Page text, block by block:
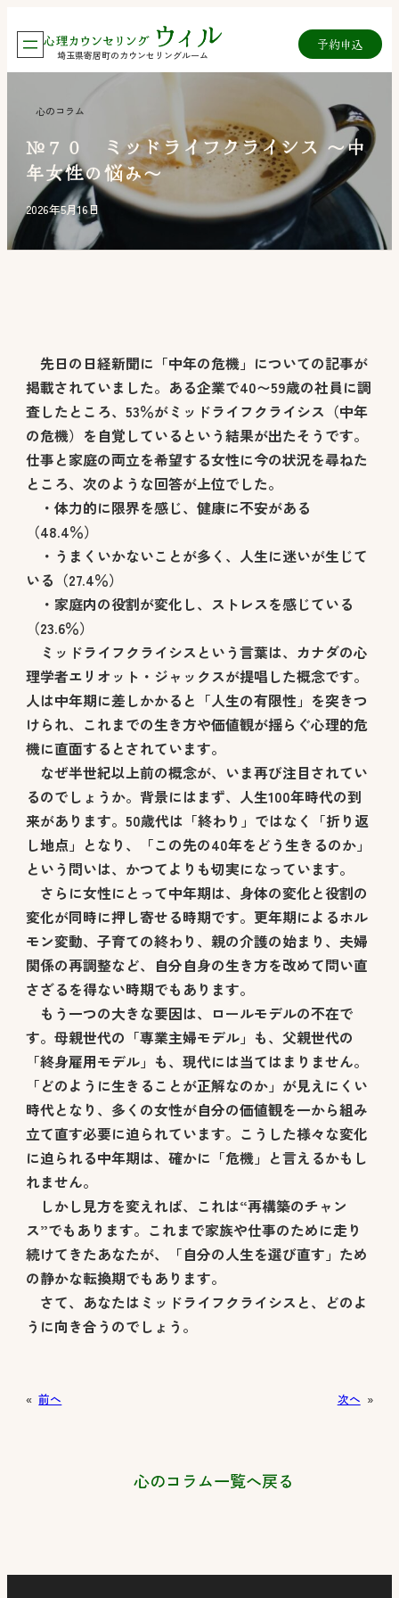
を
埼玉県寄居町のカウンセリングルーム
予約申込
心のコラム
№７０ ミッドライフクライシス 〜中
年女性の悩み〜
2026年5月16日
先日の日経新聞に「中年の危機」についての記事が
掲載されていました。ある企業で40〜59歳の社員に調
査したところ、53％がミッドライフクライシス（中年
の危機）を自覚しているという結果が出たそうです。
仕事と家庭の両立を希望する女性に今の状況を尋ねた
ところ、次のような回答が上位でした。
・体力的に限界を感じ、健康に不安がある
（48.4％）
・うまくいかないことが多く、人生に迷いが生じて
いる（27.4％）
・家庭内の役割が変化し、ストレスを感じている
（23.6％）
ミッドライフクライシスという言葉は、カナダの心
理学者エリオット・ジャックスが提唱した概念です。
人は中年期に差しかかると「人生の有限性」を突きつ
けられ、これまでの生き方や価値観が揺らぐ心理的危
機に直面するとされています。
なぜ半世紀以上前の概念が、いま再び注目されてい
るのでしょうか。背景にはまず、人生100年時代の到
来があります。50歳代は「終わり」ではなく「折り返
し地点」となり、「この先の40年をどう生きるのか」
という問いは、かつてよりも切実になっています。
さらに女性にとって中年期は、身体の変化と役割の
変化が同時に押し寄せる時期です。更年期によるホル
モン変動、子育ての終わり、親の介護の始まり、夫婦
関係の再調整など、自分自身の生き方を改めて問い直
さざるを得ない時期でもあります。
もう一つの大きな要因は、ロールモデルの不在で
す。母親世代の「専業主婦モデル」も、父親世代の
「終身雇用モデル」も、現代には当てはまりません。
「どのように生きることが正解なのか」が見えにくい
時代となり、多くの女性が自分の価値観を一から組み
立て直す必要に迫られています。こうした様々な変化
に迫られる中年期は、確かに「危機」と言えるかもし
れません。
しかし見方を変えれば、これは“再構築のチャン
ス”でもあります。これまで家族や仕事のために走り
続けてきたあなたが、「自分の人生を選び直す」ため
の静かな転換期でもあります。
さて、あなたはミッドライフクライシスと、どのよ
うに向き合うのでしょう。
« 前へ 次へ »
心のコラム一覧へ戻る